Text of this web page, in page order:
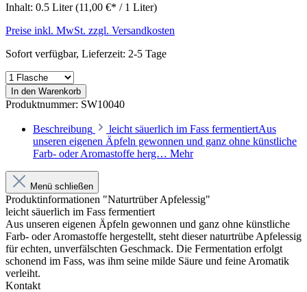
Inhalt: 0.5 Liter(11,00 €* / 1 Liter)
Preise inkl. MwSt. zzgl. Versandkosten
Sofort verfügbar, Lieferzeit: 2-5 Tage
In den Warenkorb
Produktnummer: SW10040
Beschreibung
leicht säuerlich im Fass fermentiertAus
unseren eigenen Äpfeln gewonnen und ganz ohne künstliche
Farb- oder Aromastoffe herg… Mehr
Menü schließen
Produktinformationen "Naturtrüber Apfelessig"
leicht säuerlich im Fass fermentiert
Aus unseren eigenen Äpfeln gewonnen und ganz ohne künstliche
Farb- oder Aromastoffe hergestellt, steht dieser naturtrübe Apfelessig
für echten, unverfälschten Geschmack. Die Fermentation erfolgt
schonend im Fass, was ihm seine milde Säure und feine Aromatik
verleiht.
Kontakt